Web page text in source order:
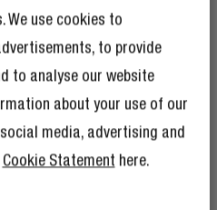
We use cookies to
to provide
to analyse our website
about your use of our
media, advertising and
Cookie Statement here.